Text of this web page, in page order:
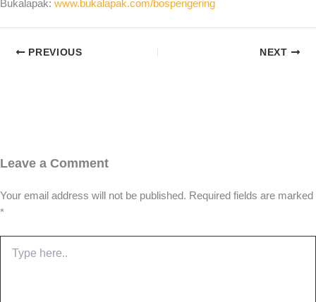
Bukalapak: www.bukalapak.com/bospengering
PREVIOUS NEXT
Leave a Comment
Your email address will not be published. Required fields are marked
*
here..